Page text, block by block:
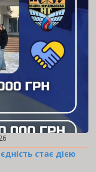
стає дією